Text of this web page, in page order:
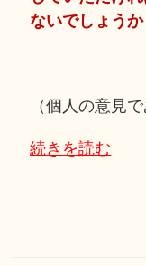
ないでしょうか
（個人の意見
続きを読む